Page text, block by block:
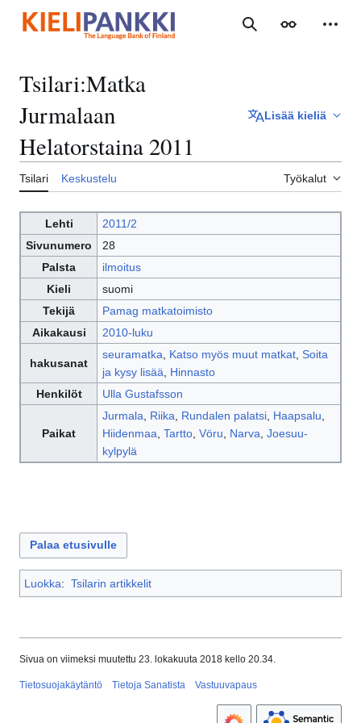
sisältöön
Haku Ulkoasu
Tsilari:Matka
Jurmalaan
Helatorstaina 2011
Lisää kieliä
Tsilari Keskustelu Työkalut
Lehti
2011/2
Sivunumero
28
Palsta
ilmoitus
Kieli
suomi
Tekijä
Pamag matkatoimisto
Aikakausi
2010-luku
hakusanat
seuramatka Katso myös muut matkat, Soita
ja kysy lisää
Hinnasto
Henkilöt
Ulla Gustafsson
Paikat
Jurmala Riika Rundalen palatsi, Haapsalu
Hiidenmaa Tartto, Vöru Narva Joesuu-
kylpylä
Palaa etusivulle
Luokka: Tsilarin artikkelit
Sivua on viimeksi muutettu 23. lokakuuta 2018 kello 20.34.
Tietosuojakäytäntö Tietoja Sanatista Vastuuvapaus